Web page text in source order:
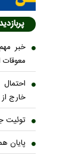
خبر
معوقات
خارج
توئیت
پایان